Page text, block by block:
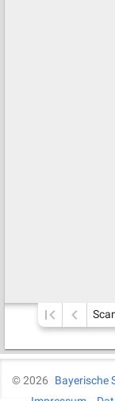
©2026
Bayerische